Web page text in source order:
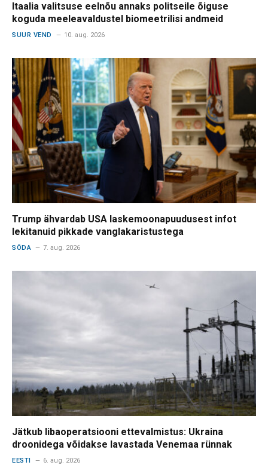
Itaalia valitsuse eelnõu annaks politseile õiguse
koguda meeleavaldustel biomeetrilisi andmeid
SUUR VEND 10. aug. 2026
Trump ähvardab USA laskemoonapuudusest infot
lekitanuid pikkade vanglakaristustega
SÕDA 7. aug. 2026
Jätkub libaoperatsiooni ettevalmistus: Ukraina
droonidega võidakse lavastada Venemaa rünnak
EESTI 6. aug. 2026